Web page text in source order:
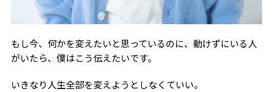
もし今、何かを変えたいと思っているのに、動けずにいる人
がいたら、僕はこう伝えたいです。
いきなり人生全部を変えようとしなくていい。